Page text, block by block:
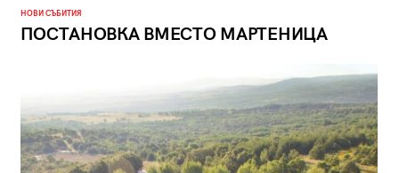
НОВИ СЪБИТИЯ
ПОСТАНОВКА ВМЕСТО МАРТЕНИЦА